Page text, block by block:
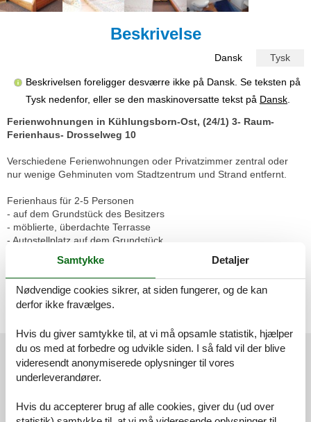
Beskrivelse
Dansk Tysk
Beskrivelsen foreligger desværre ikke på Dansk. Se teksten på
Tysk nedenfor, eller se den maskinoversatte tekst på Dansk
Ferienwohnungen in Kühlungsborn-Ost, (24/1) 3- Raum-
Ferienhaus- Drosselweg 10
Verschiedene Ferienwohnungen oder Privatzimmer zentral oder
nur wenige Gehminuten vom Stadtzentrum und Strand entfernt.
Ferienhaus für 2-5 Personen
- auf dem Grundstück des Besitzers
- möblierte, überdachte Terrasse
- Autostellplatz auf dem Grundstück
- Wohn/Schlafbereich mit integrierter Küche und Essbereich
- Küchenzeile - 2 Kochplatten und Kühlschrank
- 1. Schlafzimmer mit Doppelbett, Einzelbett und Kleiderschrank
- 2. Schlafzimmer mit 2 Einzelbetten
Vores gæsteanmeldelser
Vores gæsteanmeldelserEksterne anmeldelser
Baseret på1vurdering
Samtykke Detaljer
Nødvendige cookies sikrer, at siden fungerer, og de kan
derfor ikke fravælges.
Hvis du giver samtykke til, at vi må opsamle statistik, hjælper
du os med at forbedre og udvikle siden. I så fald vil der blive
videresendt anonymiserede oplysninger til vores
underleverandører.
Hvis du accepterer brug af alle cookies, giver du (ud over